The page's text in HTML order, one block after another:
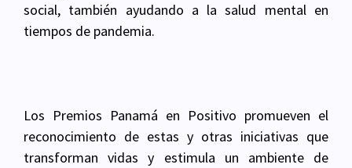
social, también ayudando a la salud mental en
tiempos de pandemia.
Los Premios Panamá en Positivo promueven el
reconocimiento de estas y otras iniciativas que
transforman vidas y estimula un ambiente de